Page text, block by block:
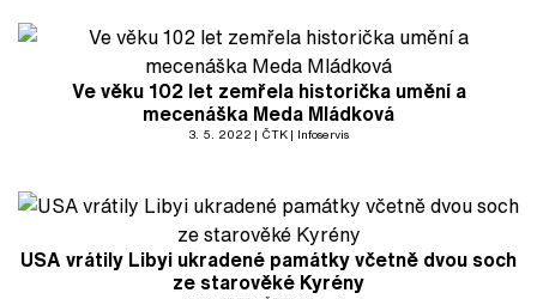
Ve věku 102 let zemřela historička umění a
mecenáška Meda Mládková
3. 5. 2022 ČTK Infoservis
USA vrátily Libyi ukradené památky včetně dvou soch
ze starověké Kyrény